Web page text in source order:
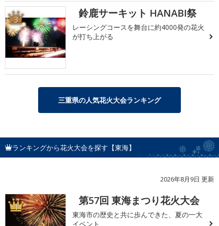
3 鈴鹿サーキット HANABI祭
レーシングコースを舞台に約4000発の花火
が打ち上がる
三重県の人気花火大会ランキング
ランキングから花火大会を探す【東海】
2026年8月9日 更新
1 第57回 東海まつり花火大会
東海市の歴史と共に歩んできた、夏の一大
イベント